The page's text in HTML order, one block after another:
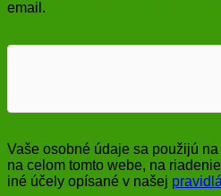
email.
Vaše osobné údaje sa použijú
na celom tomto webe, na
iné účely opísané v našej